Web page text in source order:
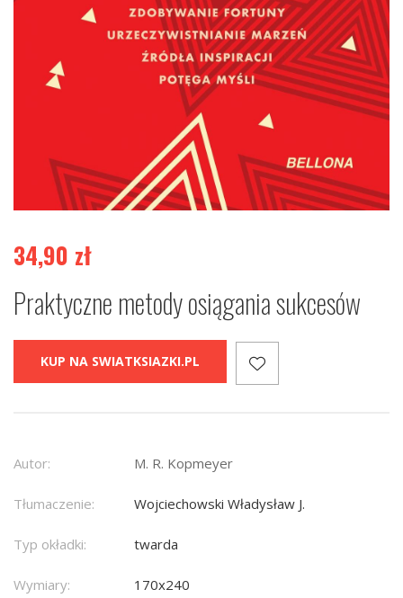
34,90 zł
Praktyczne metody osiągania sukcesów
KUP NA SWIATKSIAZKI.PL
Autor: M. R. Kopmeyer
Tłumaczenie: Wojciechowski Władysław J.
Typ okładki: twarda
Wymiary: 170x240